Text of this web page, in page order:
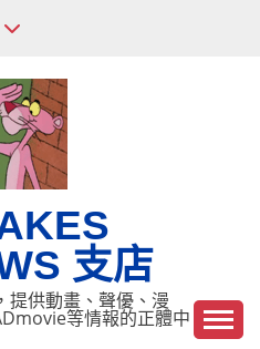
支店
提供動畫、聲優、漫
等情報的正體中